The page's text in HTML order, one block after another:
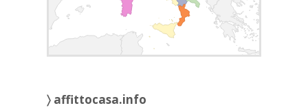
〉 affittocasa.info